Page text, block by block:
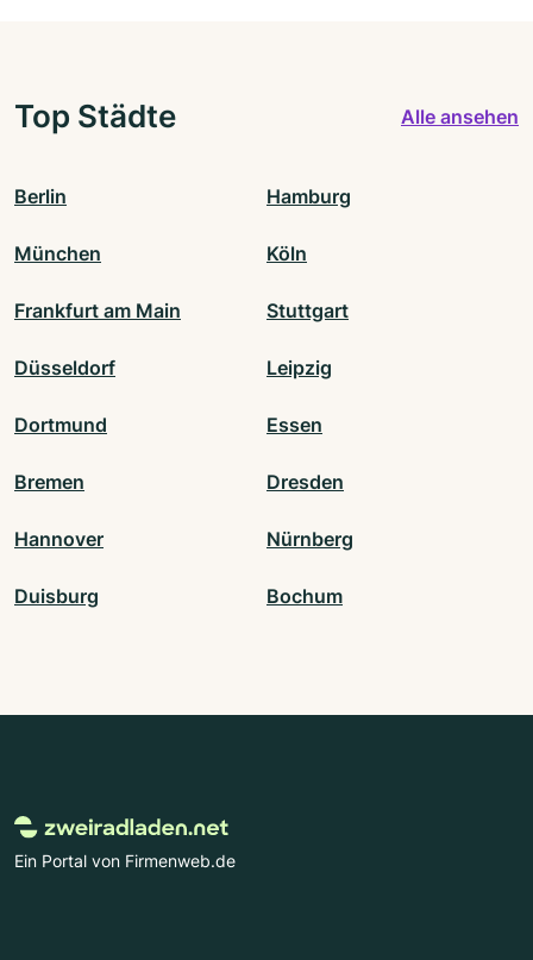
Top Städte Alle ansehen
Berlin Hamburg
München Köln
Frankfurt am Main Stuttgart
Düsseldorf Leipzig
Dortmund Essen
Bremen Dresden
Hannover Nürnberg
Duisburg Bochum
Ein Portal von Firmenweb.de